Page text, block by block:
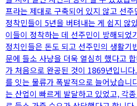
프라는 제대로 구축되어 있지 않고 선
정착민들이 5년을 버텨내는 게 쉽지 않
이들이 정착하는 데 선주민이 방해되었
정치인들은 돈도 되고 선주민의 생활기
문에 들소 사냥을 더욱 열심히 했다고
가 처음으로 완공된 것이 1869년입니
를 잇는 물류가 폭발적으로 늘어났습니
는 산업이 빠르게 발달하고 있었고, 각